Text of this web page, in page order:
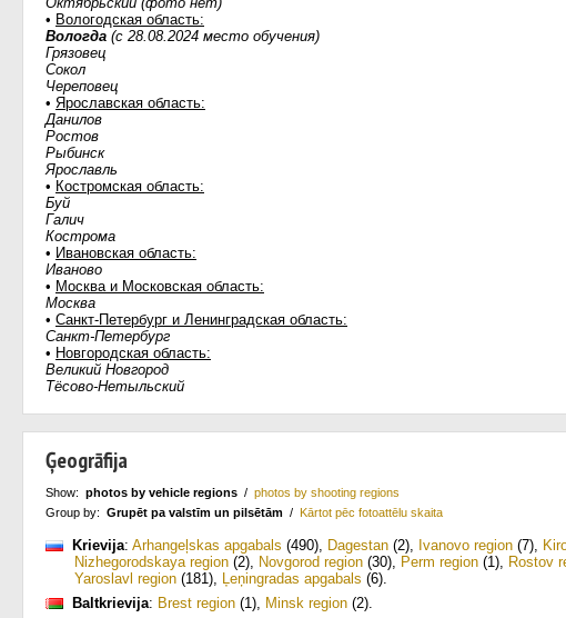
• Вологодская область:
Вологда (с 28.08.2024 место обучения)
Грязовец
Сокол
Череповец
• Ярославская область:
Данилов
Ростов
Рыбинск
Ярославль
• Костромская область:
Буй
Галич
Кострома
• Ивановская область:
Иваново
• Москва и Московская область:
Москва
• Санкт-Петербург и Ленинградская область:
Санкт-Петербург
• Новгородская область:
Великий Новгород
Тёсово-Нетыльский
Ģeogrāfija
Show: photos by vehicle regions / photos by shooting regions
Group by: Grupēt pa valstīm un pilsētām / Kārtot pēc fotoattēlu skaita
Krievija: Arhangeļskas apgabals (490), Dagestan (2), Ivanovo region (7),
Nizhegorodskaya region (2), Novgorod region (30), Perm region (1), Rostov
Yaroslavl region (181), Ļeņingradas apgabals (6).
Baltkrievija: Brest region (1), Minsk region (2).